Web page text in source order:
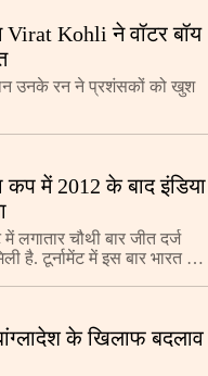
Kohli ने वॉटर बॉय
उनके रन ने प्रशंसकों को खुश
में 2012 के बाद इंडिया
लगातार चौथी बार जीत दर्ज
है. टूर्नामेंट में इस बार भारत का
के खिलाफ बदलाव